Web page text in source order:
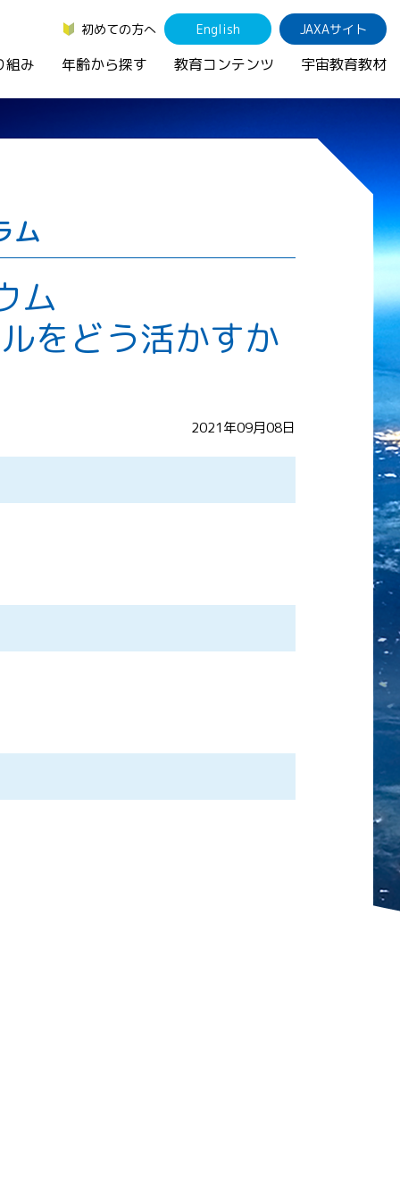
初めての方へ English JAXAサイト
組み 年齢から探す 教育コンテンツ 宇宙教育教材
ム
ム
をどう活かすか
2021年09月08日